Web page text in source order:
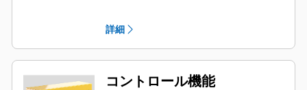
詳細
コントロール機能